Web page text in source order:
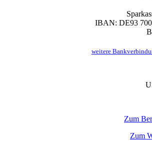
IBAN: DE93
weitere
Zum
Zum